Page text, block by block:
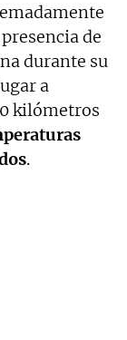
de
durante su
a
kilómetros
.